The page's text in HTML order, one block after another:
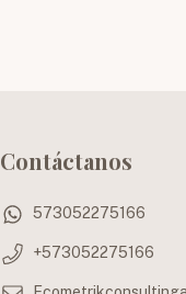
Contáctanos
573052275166
+573052275166